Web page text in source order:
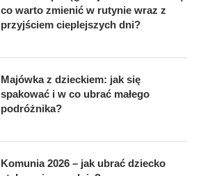
co warto zmienić w rutynie wraz z
przyjściem cieplejszych dni?
Majówka z dzieckiem: jak się
spakować i w co ubrać małego
podróżnika?
Komunia 2026 – jak ubrać dziecko